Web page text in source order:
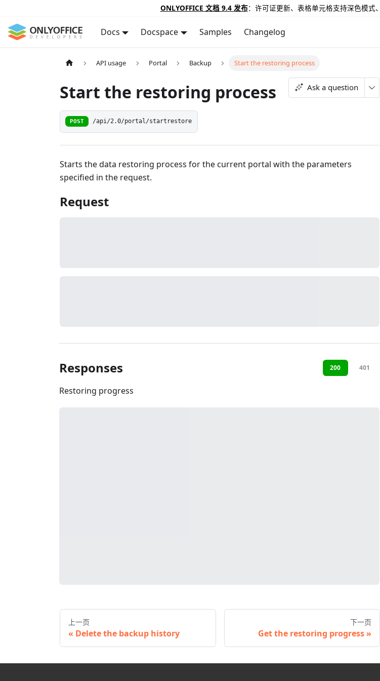
ONLYOFFICE 文档 9.4 发布：许可证更新、表格单元格支持深色模式
Docs Docspace Samples Changelog
API usage Portal Backup Start the restoring process
Start the restoring process Ask a question
POST /api/2.0/portal/startrestore
Starts the data restoring process for the current portal with the parameters
specified in the request.
Request
Responses 200 401
Restoring progress
上一页
Delete the backup history
下一页
Get the restoring progress